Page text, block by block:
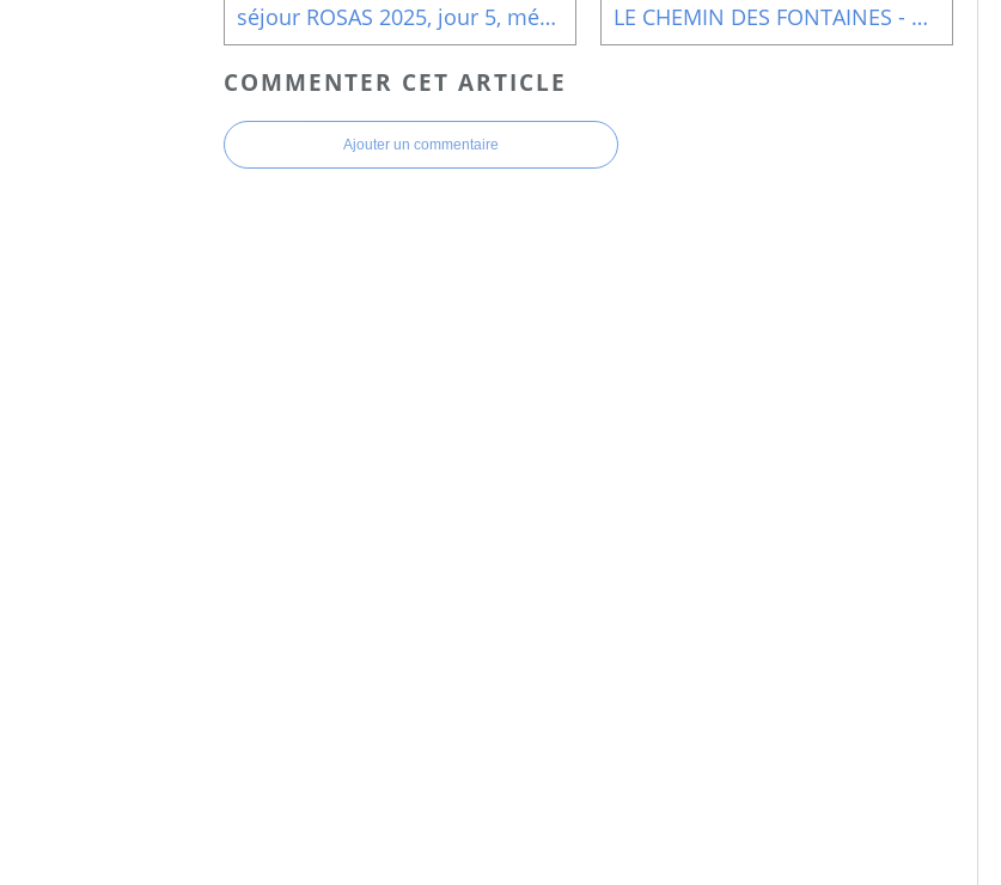
séjour ROSAS 2025, jour 5, mégalithiques et achats dégustation à la bodega LE CHEMIN DES FONTAINES - CAMPEYROUX -
COMMENTER CET ARTICLE
Ajouter un commentaire